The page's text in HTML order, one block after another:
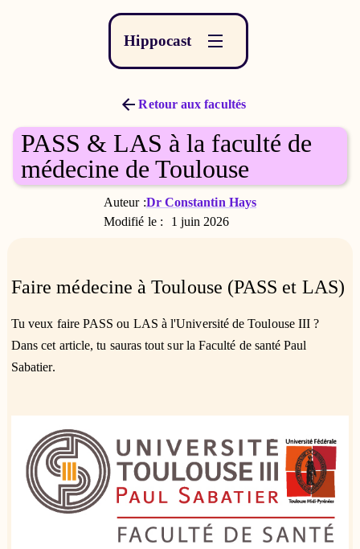
Hippocast
Retour aux facultés
PASS & LAS à la faculté de
médecine de Toulouse
Auteur :Dr Constantin Hays
Modifié le :
1 juin 2026
Faire médecine à Toulouse (PASS et LAS)
Tu veux faire PASS ou LAS à l'Université de Toulouse III ?
Dans cet article, tu sauras tout sur la Faculté de santé Paul
Sabatier.